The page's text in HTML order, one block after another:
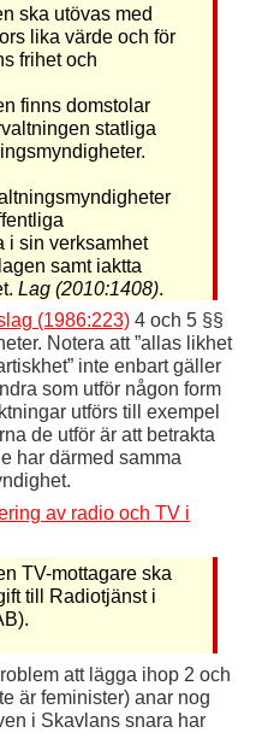
ska utövas med
lika värde och för
frihet och
finns domstolar
statliga
i sin verksamhet
samt iaktta
Lag (2010:1408).
(1986:223) 4 och 5 §§
Notera att ”allas likhet
inte enbart gäller
som utför någon form
utförs till exempel
de utför är att betrakta
har därmed samma
av radio och TV i
TV-mottagare ska
till Radiotjänst i
att lägga ihop 2 och
är feminister) anar nog
i Skavlans snara har